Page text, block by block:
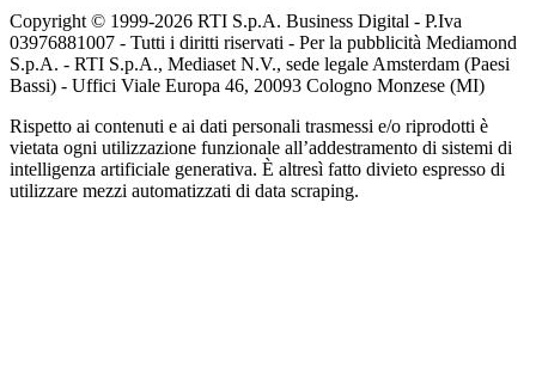
Copyright © 1999-2026 RTI S.p.A. Business Digital - P.Iva
03976881007 - Tutti i diritti riservati - Per la pubblicità Mediamond
S.p.A. - RTI S.p.A., Mediaset N.V., sede legale Amsterdam (Paesi
Bassi) - Uffici Viale Europa 46, 20093 Cologno Monzese (MI)
Rispetto ai contenuti e ai dati personali trasmessi e/o riprodotti è
vietata ogni utilizzazione funzionale all’addestramento di sistemi di
intelligenza artificiale generativa. È altresì fatto divieto espresso di
utilizzare mezzi automatizzati di data scraping.